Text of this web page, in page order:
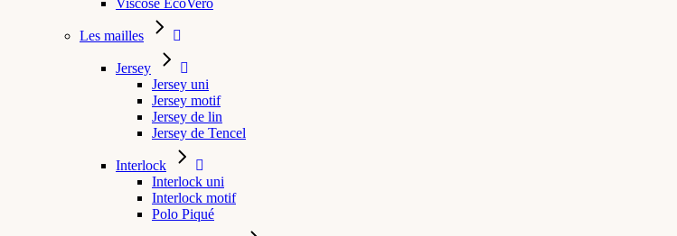
Viscose EcoVero
Les mailles
Jersey
Jersey uni
Jersey motif
Jersey de lin
Jersey de Tencel
Interlock
Interlock uni
Interlock motif
Polo Piqué